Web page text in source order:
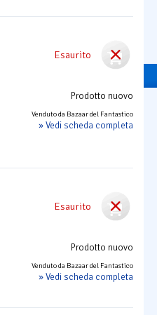
Esaurito
Prodotto nuovo
Venduto da Bazaar del Fantastico
» Vedi scheda completa
Esaurito
Prodotto nuovo
Venduto da Bazaar del Fantastico
» Vedi scheda completa